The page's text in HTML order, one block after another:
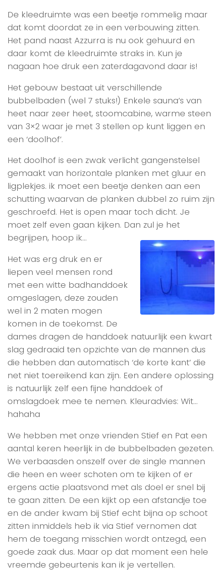
De kleedruimte was een beetje rommelig maar
dat komt doordat ze in een verbouwing zitten.
Het pand naast Azzurra is nu ook gehuurd en
daar komt de kleedruimte straks in. Kun je
nagaan hoe druk een zaterdagavond daar is!
Het gebouw bestaat uit verschillende
bubbelbaden (wel 7 stuks!) Enkele sauna’s van
heet naar zeer heet, stoomcabine, warme steen
van 3×2 waar je met 3 stellen op kunt liggen en
een ‘doolhof’.
Het doolhof is een zwak verlicht gangenstelsel
gemaakt van horizontale planken met gluur en
ligplekjes. ik moet een beetje denken aan een
schutting waarvan de planken dubbel zo ruim zijn
geschroefd. Het is open maar toch dicht. Je
moet zelf even gaan kijken. Dan zul je het
begrijpen, hoop ik…
Het was erg druk en er
liepen veel mensen rond
met een witte badhanddoek
omgeslagen, deze zouden
wel in 2 maten mogen
komen in de toekomst. De
dames dragen de handdoek natuurlijk een kwart
slag gedraaid ten opzichte van de mannen dus
die hebben dan automatisch ‘de korte kant’ die
net niet toereikend kan zijn. Een andere oplossing
is natuurlijk zelf een fijne handdoek of
omslagdoek mee te nemen. Kleuradvies: Wit…
hahaha
We hebben met onze vrienden Stief en Pat een
aantal keren heerlijk in de bubbelbaden gezeten.
We verbaasden onszelf over de single mannen
die heen en weer schoten om te kijken of er
ergens actie plaatsvond met als doel er snel bij
te gaan zitten. De een kijkt op een afstandje toe
en de ander kwam bij Stief echt bijna op schoot
zitten inmiddels heb ik via Stief vernomen dat
hem de toegang misschien wordt ontzegd, een
goede zaak dus. Maar op dat moment een hele
vreemde gebeurtenis kan ik je vertellen.